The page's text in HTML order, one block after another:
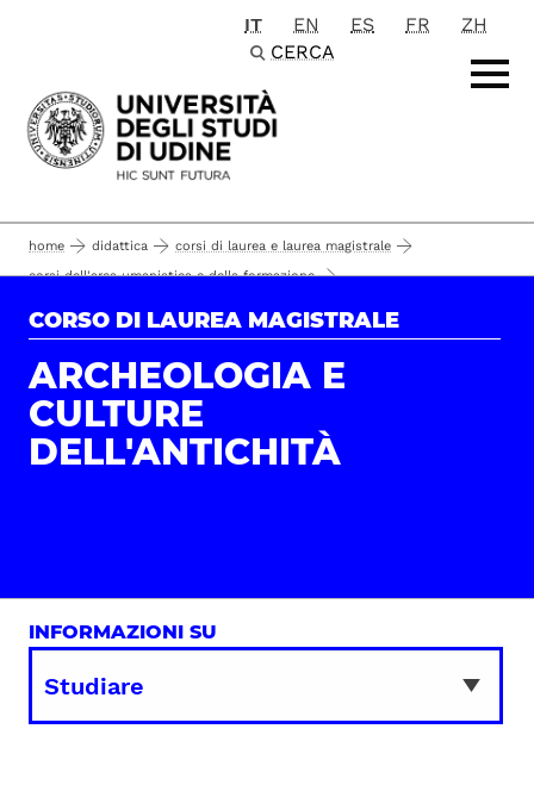
Passa al contenuto principale
IT EN ES FR
ZH
CERCA
home didattica
corsi di laurea e laurea magistrale
corsi dell'area umanistica e della formazione
archeologia e culture dell'antichità studiare orario delle lezioni
CORSO DI LAUREA MAGISTRALE
ARCHEOLOGIA E
CULTURE
DELL'ANTICHITÀ
INFORMAZIONI SU